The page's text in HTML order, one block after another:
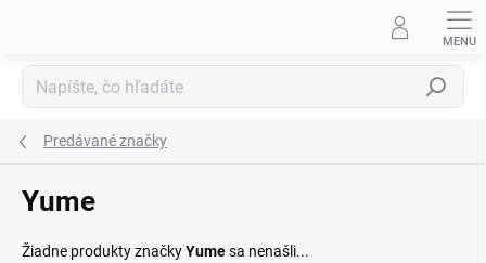
Hľadať
Predávané značky
Yume
Žiadne produkty značkyYumesa nenašli...